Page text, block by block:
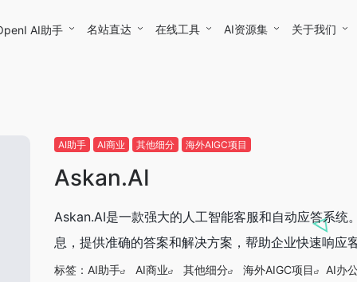
AI助手 名站直达 在线工具 AI资源集 关于我们
AI助手 AI商业 其他细分 海外AIGC项目
Askan.AI
Askan.AI是一款强大的人工智能客服和自动应答系
息，提供准确的答案和解决方案，帮助企业快速响应
标签： AI助手 AI商业 其他细分 海外AIGC项目 AI办